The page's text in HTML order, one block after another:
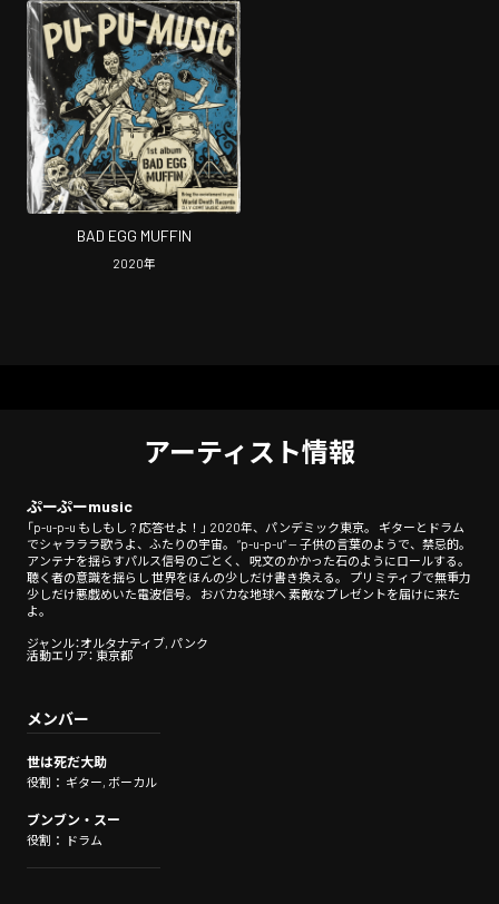
BAD EGG MUFFIN
2020年
アーティスト情報
ぷーぷーmusic
「p-u-p-u もしもし？応答せよ！」 2020年、パンデミック東京。 ギターとドラム
でシャラララ歌うよ、ふたりの宇宙。 “p-u-p-u” — 子供の言葉のようで、禁忌的。
アンテナを揺らすパルス信号のごとく、 呪文のかかった石のようにロールする。
聴く者の意識を揺らし 世界をほんの少しだけ書き換える。 プリミティブで無重力
少しだけ悪戯めいた電波信号。 おバカな地球へ 素敵なプレゼントを届けに来た
よ。
ジャンル：オルタナティブ, パンク
活動エリア： 東京都
メンバー
世は死だ大助
役割： ギター, ボーカル
ブンブン・スー
役割： ドラム